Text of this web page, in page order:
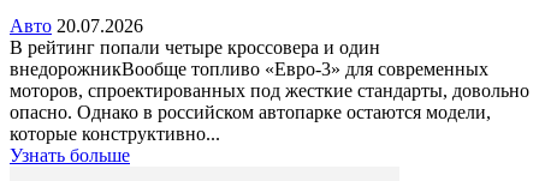
Авто 20.07.2026
В рейтинг попали четыре кроссовера и один
внедорожникВообще топливо «Евро-3» для современных
моторов, спроектированных под жесткие стандарты, довольно
опасно. Однако в российском автопарке остаются модели,
которые конструктивно...
Узнать больше